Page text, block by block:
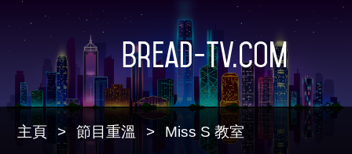
Bread-TV.com
主頁 節目重溫 Miss S 教室